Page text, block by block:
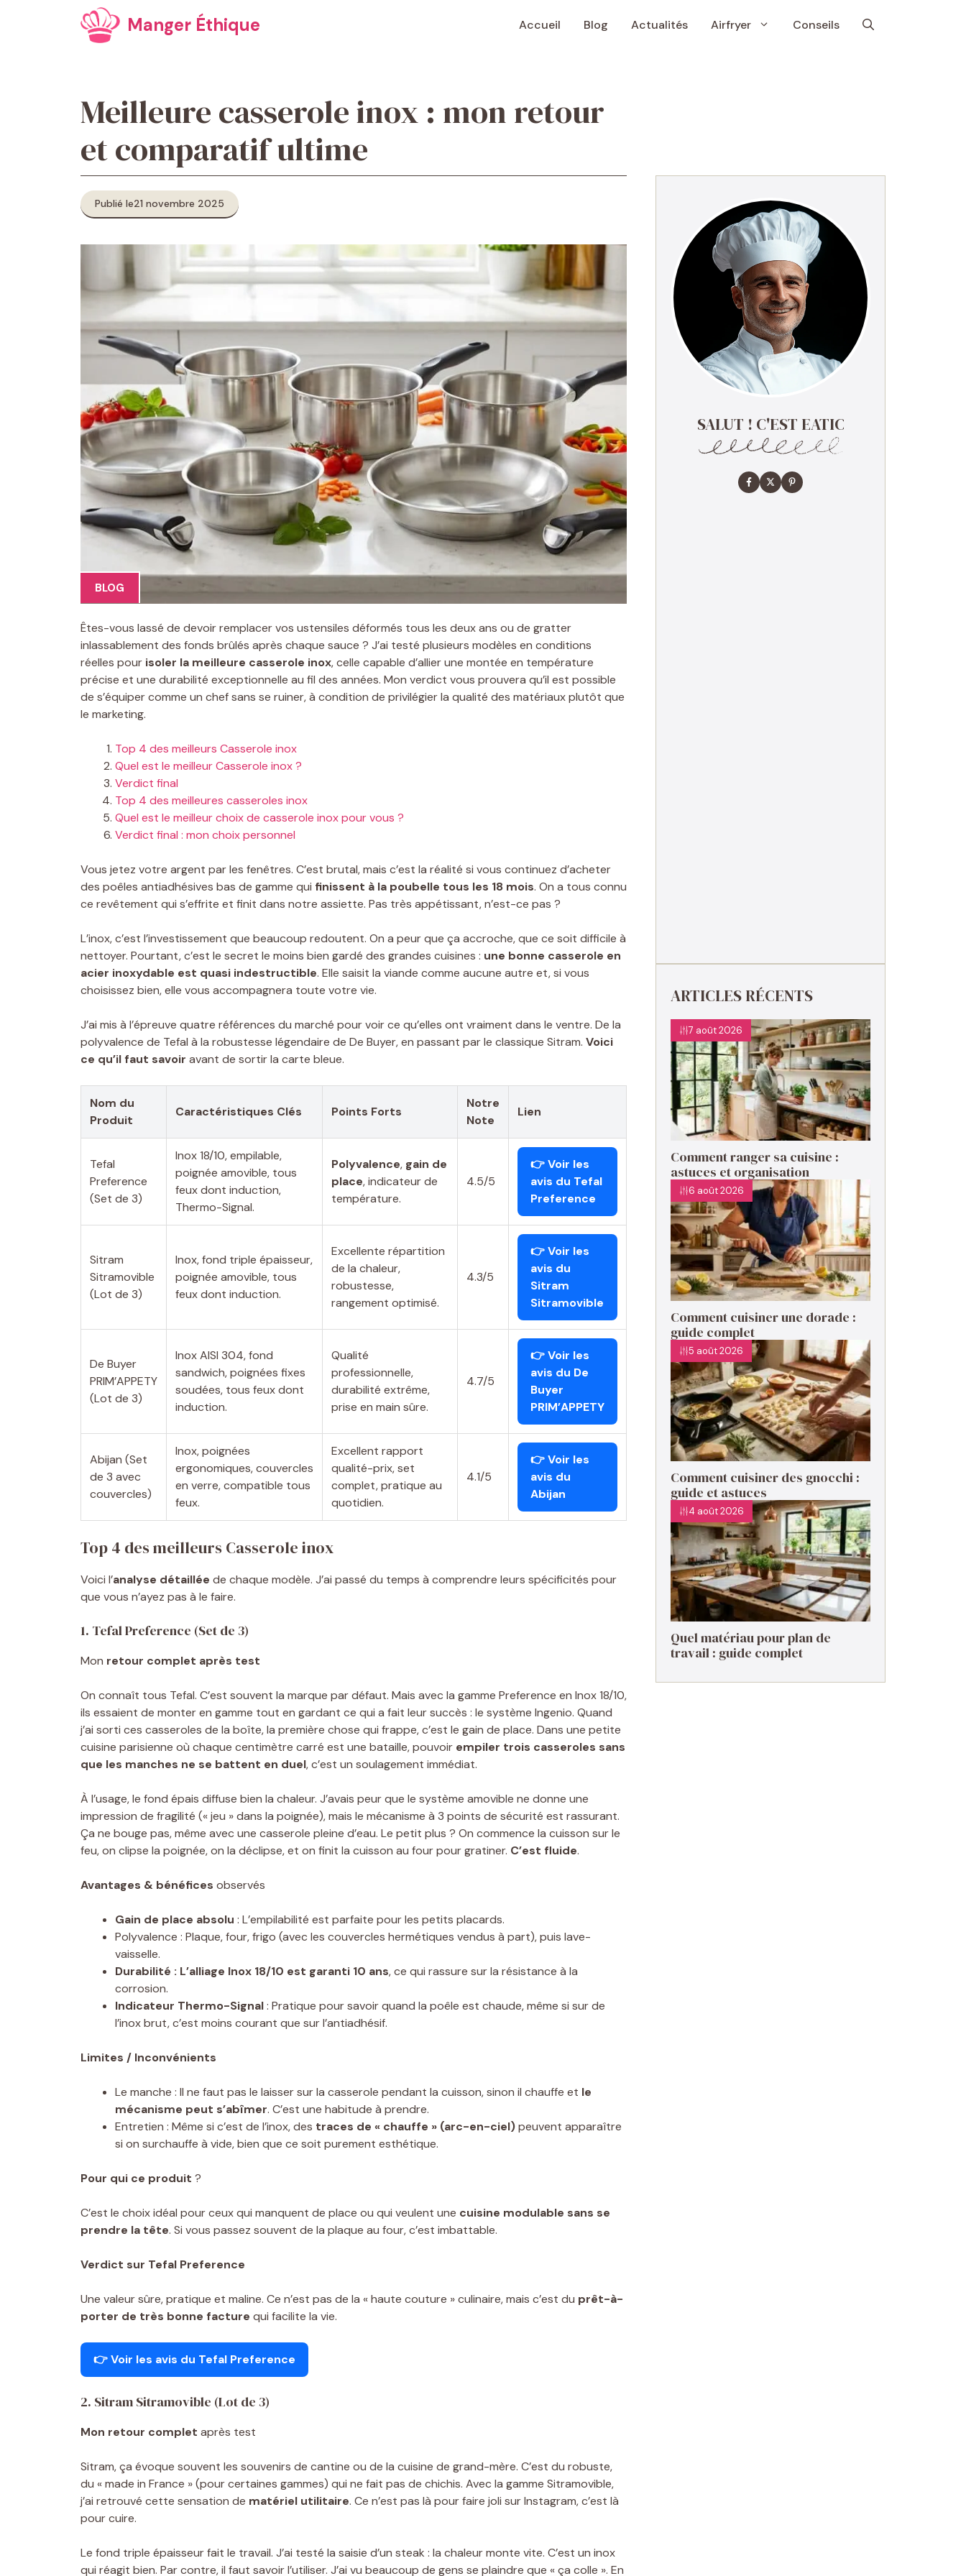
Manger Éthique Accueil Blog Actualités Airfryer Conseils
Meilleure casserole inox : mon retour
et comparatif ultime
Publié le21 novembre 2025
BLOG
Êtes-vous lassé de devoir remplacer vos ustensiles déformés tous les deux ans ou de gratter
inlassablement des fonds brûlés après chaque sauce ? J’ai testé plusieurs modèles en conditions
réelles pour isoler la meilleure casserole inox, celle capable d’allier une montée en température
précise et une durabilité exceptionnelle au fil des années. Mon verdict vous prouvera qu’il est possible
de s’équiper comme un chef sans se ruiner, à condition de privilégier la qualité des matériaux plutôt que
le marketing.
Top 4 des meilleurs Casserole inox
Quel est le meilleur Casserole inox ?
Verdict final
Top 4 des meilleures casseroles inox
Quel est le meilleur choix de casserole inox pour vous ?
Verdict final : mon choix personnel
Vous jetez votre argent par les fenêtres. C’est brutal, mais c’est la réalité si vous continuez d’acheter
des poêles antiadhésives bas de gamme qui finissent à la poubelle tous les 18 mois. On a tous connu
ce revêtement qui s’effrite et finit dans notre assiette. Pas très appétissant, n’est-ce pas ?
L’inox, c’est l’investissement que beaucoup redoutent. On a peur que ça accroche, que ce soit difficile à
nettoyer. Pourtant, c’est le secret le moins bien gardé des grandes cuisines : une bonne casserole en
acier inoxydable est quasi indestructible. Elle saisit la viande comme aucune autre et, si vous
choisissez bien, elle vous accompagnera toute votre vie.
J’ai mis à l’épreuve quatre références du marché pour voir ce qu’elles ont vraiment dans le ventre. De la
polyvalence de Tefal à la robustesse légendaire de De Buyer, en passant par le classique Sitram. Voici
ce qu’il faut savoir avant de sortir la carte bleue.
Nom du
Produit
Caractéristiques Clés Points Forts
Notre
Note
Lien
Tefal
Preference
(Set de 3)
Inox 18/10, empilable,
poignée amovible, tous
feux dont induction,
Thermo-Signal.
Polyvalence, gain de
place, indicateur de
température.
4.5/5
👉 Voir les
avis du Tefal
Preference
Sitram
Sitramovible
(Lot de 3)
Inox, fond triple épaisseur,
poignée amovible, tous
feux dont induction.
Excellente répartition
de la chaleur,
robustesse,
rangement optimisé.
4.3/5
👉 Voir les
avis du
Sitram
Sitramovible
De Buyer
PRIM’APPETY
(Lot de 3)
Inox AISI 304, fond
sandwich, poignées fixes
soudées, tous feux dont
induction.
Qualité
professionnelle,
durabilité extrême,
prise en main sûre.
4.7/5
👉 Voir les
avis du De
Buyer
PRIM’APPETY
Abijan (Set
de 3 avec
couvercles)
Inox, poignées
ergonomiques, couvercles
en verre, compatible tous
feux.
Excellent rapport
qualité-prix, set
complet, pratique au
quotidien.
4.1/5
👉 Voir les
avis du
Abijan
Top 4 des meilleurs Casserole inox
Voici l’analyse détaillée de chaque modèle. J’ai passé du temps à comprendre leurs spécificités pour
que vous n’ayez pas à le faire.
1. Tefal Preference (Set de 3)
Mon retour complet après test
On connaît tous Tefal. C’est souvent la marque par défaut. Mais avec la gamme Preference en Inox 18/10,
ils essaient de monter en gamme tout en gardant ce qui a fait leur succès : le système Ingenio. Quand
j’ai sorti ces casseroles de la boîte, la première chose qui frappe, c’est le gain de place. Dans une petite
cuisine parisienne où chaque centimètre carré est une bataille, pouvoir empiler trois casseroles sans
que les manches ne se battent en duel, c’est un soulagement immédiat.
À l’usage, le fond épais diffuse bien la chaleur. J’avais peur que le système amovible ne donne une
impression de fragilité (« jeu » dans la poignée), mais le mécanisme à 3 points de sécurité est rassurant.
Ça ne bouge pas, même avec une casserole pleine d’eau. Le petit plus ? On commence la cuisson sur le
feu, on clipse la poignée, on la déclipse, et on finit la cuisson au four pour gratiner. C’est fluide.
Avantages & bénéfices observés
Gain de place absolu : L’empilabilité est parfaite pour les petits placards.
Polyvalence : Plaque, four, frigo (avec les couvercles hermétiques vendus à part), puis lave-
vaisselle.
Durabilité : L’alliage Inox 18/10 est garanti 10 ans, ce qui rassure sur la résistance à la
corrosion.
Indicateur Thermo-Signal: Pratique pour savoir quand la poêle est chaude, même si sur de
l’inox brut, c’est moins courant que sur l’antiadhésif.
Limites / Inconvénients
Le manche : Il ne faut pas le laisser sur la casserole pendant la cuisson, sinon il chauffe et le
mécanisme peut s’abîmer. C’est une habitude à prendre.
Entretien : Même si c’est de l’inox, des traces de « chauffe » (arc-en-ciel)peuvent apparaître
si on surchauffe à vide, bien que ce soit purement esthétique.
Pour qui ce produit ?
C’est le choix idéal pour ceux qui manquent de place ou qui veulent une cuisine modulable sans se
prendre la tête. Si vous passez souvent de la plaque au four, c’est imbattable.
Verdict sur Tefal Preference
Une valeur sûre, pratique et maline. Ce n’est pas de la « haute couture » culinaire, mais c’est du prêt-à-
porter de très bonne facture qui facilite la vie.
👉 Voir les avis du Tefal Preference
2. Sitram Sitramovible (Lot de 3)
Mon retour complet après test
Sitram, ça évoque souvent les souvenirs de cantine ou de la cuisine de grand-mère. C’est du robuste,
du « made in France » (pour certaines gammes) qui ne fait pas de chichis. Avec la gamme Sitramovible,
j’ai retrouvé cette sensation de matériel utilitaire. Ce n’est pas là pour faire joli sur Instagram, c’est là
pour cuire.
Le fond triple épaisseur fait le travail. J’ai testé la saisie d’un steak : la chaleur monte vite. C’est un inox
qui réagit bien. Par contre, il faut savoir l’utiliser. J’ai vu beaucoup de gens se plaindre que « ça colle ». En
SALUT ! C'EST EATIC
ARTICLES RÉCENTS
7 août 2026
Comment ranger sa cuisine :
astuces et organisation
6 août 2026
Comment cuisiner une dorade :
guide complet
5 août 2026
Comment cuisiner des gnocchi :
guide et astuces
4 août 2026
Quel matériau pour plan de
travail : guide complet